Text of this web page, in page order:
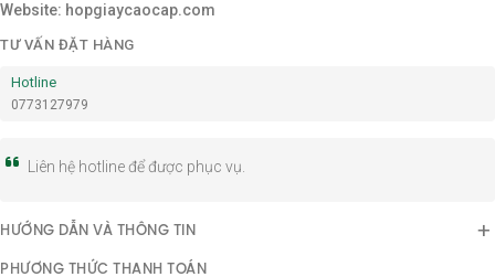
Website: hopgiaycaocap.com
TƯ VẤN ĐẶT HÀNG
0773127979
Hotline
Liên hệ hotline để được phục vụ.
HƯỚNG DẪN VÀ THÔNG TIN
PHƯƠNG THỨC THANH TOÁN